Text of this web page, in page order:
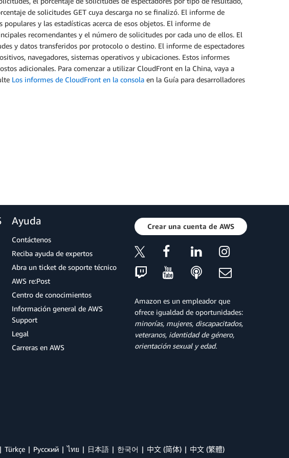
de solicitudes GET cuya descarga no se finalizó. El informe de
y las estadísticas acerca de esos objetos. El informe de
recomendantes y el número de solicitudes por cada uno de ellos. El
y datos transferidos por protocolo o destino. El informe de espectadores
navegadores, sistemas operativos y ubicaciones. Estos informes
adicionales. Para comenzar a utilizar CloudFront en la China, vaya a
Los informes de CloudFront en la consola en la Guía para desarrolladores
Ayuda
Contáctenos
Reciba ayuda de expertos
Abra un ticket de soporte técnico
AWS re:Post
Centro de conocimientos
Información general de AWS
Support
Legal
Carreras en AWS
Crear una cuenta de AWS
Amazon es un empleador que
ofrece igualdad de oportunidades:
minorías, mujeres, discapacitados,
veteranos, identidad de género,
orientación sexual y edad.
Türkçe Ρусский ไทย 日本語 한국어 中文 (简体) 中文 (繁體)